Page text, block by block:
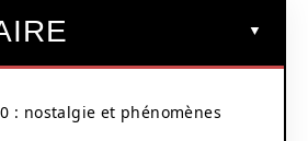
: nostalgie et phénomènes